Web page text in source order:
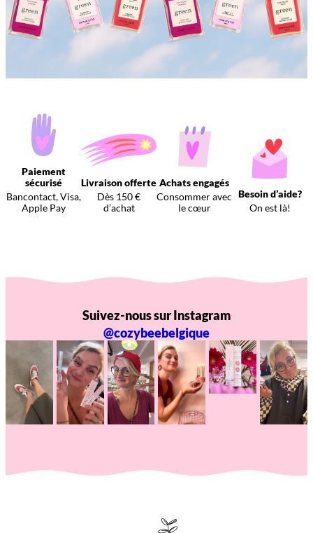
Paiement
sécurisé
Bancontact, Visa,
Apple Pay
Livraison offerte
Dès 150 €
d’achat
Achats engagés
Consommer avec
le cœur
Besoin d’aide?
On est là!
Suivez-nous sur Instagram
@cozybeebelgique